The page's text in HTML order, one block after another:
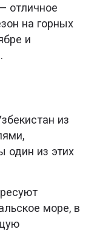
отличное
на горных
и
из
один из этих
море, в